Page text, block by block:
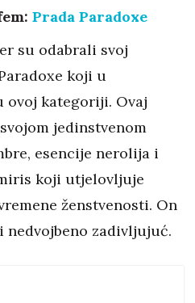
Prada Paradoxe
su odabrali svoj
koji u
kategoriji. Ovaj
jedinstvenom
esencije nerolija i
koji utjelovljuje
ženstvenosti. On
nedvojbeno zadivljujuć.